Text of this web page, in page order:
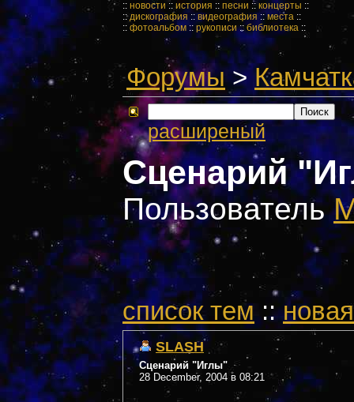
:: новости :: история :: песни :: концерты ::
::дискография :: видеография ::места ::
:: фотоальбом::рукописи::библиотека ::
Форумы>
расширеный
Сценарий
Пользователь
cписок тем::
SLASH
Сценарий "Иглы"
28 December, 2004 в 08:21